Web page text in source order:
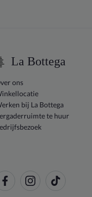
La Bottega
ons
bij La Bottega
te huur